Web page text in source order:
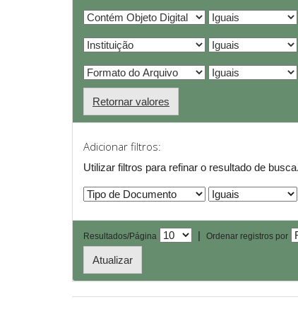
Retornar valores
Adicionar filtros:
Utilizar filtros para refinar o resultado de busca.
Resultados/Página | Ordenar registros por